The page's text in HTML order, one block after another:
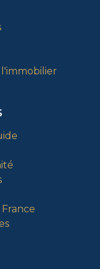
l'immobilier